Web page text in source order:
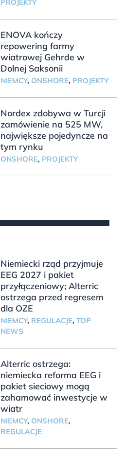
PROJEKTY
ENOVA kończy
repowering farmy
wiatrowej Gehrde w
Dolnej Saksonii
NIEMCY, ONSHORE, PROJEKTY
Nordex zdobywa w Turcji
zamówienie na 525 MW,
największe pojedyncze na
tym rynku
ONSHORE, PROJEKTY
Niemiecki rząd przyjmuje
EEG 2027 i pakiet
przyłączeniowy; Alterric
ostrzega przed regresem
dla OZE
NIEMCY, REGULACJE, TOP
NEWS
Alterric ostrzega:
niemiecka reforma EEG i
pakiet sieciowy mogą
zahamować inwestycje w
wiatr
NIEMCY, ONSHORE,
REGULACJE